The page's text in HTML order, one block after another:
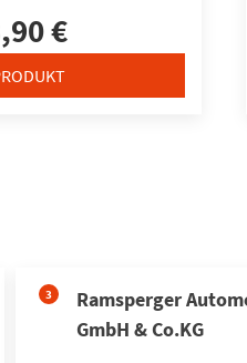
€
3
Ramsperger
GmbH & Co.KG